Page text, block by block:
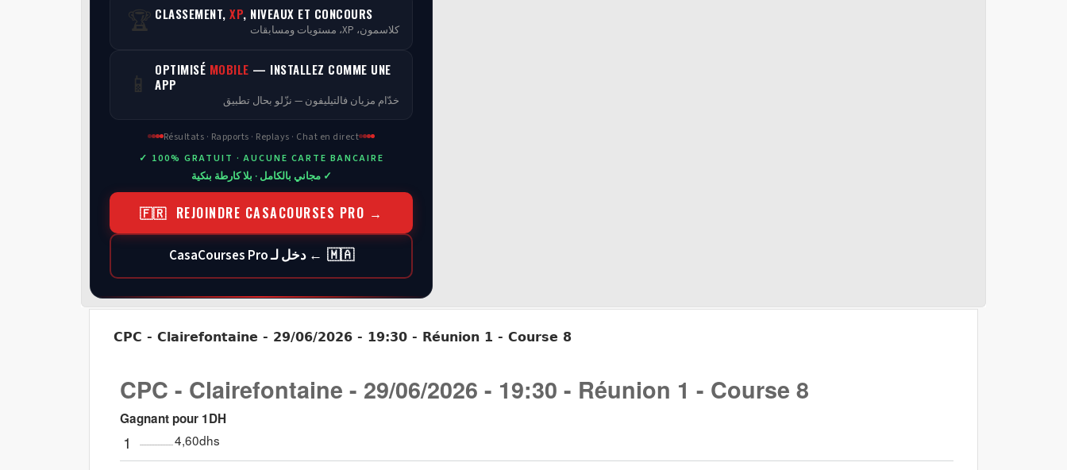
🏆 CLASSEMENT, XP, NIVEAUX ET CONCOURS
كلاسمون، XP، مستويات ومسابقات
📱 OPTIMISÉ MOBILE — INSTALLEZ COMME UNE
APP
خدّام مزيان فالتيليفون — نزّلو بحال تطبيق
Résultats · Rapports · Replays · Chat en direct
✓ 100% GRATUIT · AUCUNE CARTE BANCAIRE
✓ مجاني بالكامل · بلا كارطة بنكية
🇫🇷 REJOINDRE CASACOURSES PRO →
🇲🇦 ← دخل لـ CasaCourses Pro
CPC - Clairefontaine - 29/06/2026 - 19:30 - Réunion 1 - Course 8
CPC - Clairefontaine - 29/06/2026 - 19:30 - Réunion 1 - Course 8
Gagnant pour 1DH
1 4,60dhs